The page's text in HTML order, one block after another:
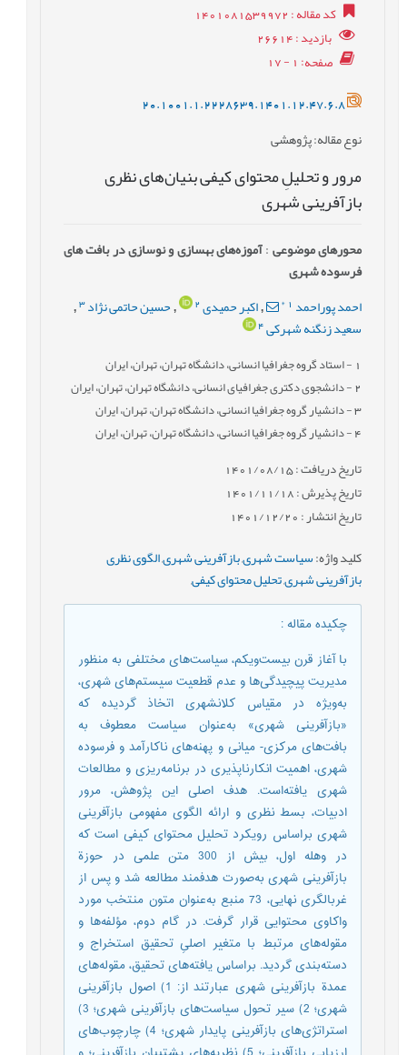
کد مقاله: 1401081539972
بازدید: 26614
صفحه: 1 - 17
20.1001.1.2228639.1401.12.47.6.8
نوع مقاله: پژوهشی
مرور و تحلیلِ محتوای کیفی بنیان‌های نظری
بازآفرینی شهری
محورهای موضوعی:آموزه‌های بهسازی و نوسازی در بافت ‌های
فرسوده شهری
احمد پوراحمد *
,اکبر حمیدی 2
,حسین حاتمی نژاد 3
,
سعید زنگنه شهرکی 4
- استاد گروه جغرافیا انسانی، دانشگاه تهران، تهران، ایران
2- دانشجوی دکتری جغرافیای انسانی، دانشگاه تهران، تهران، ایران
3- دانشیار گروه جغرافیا انسانی، دانشگاه تهران، تهران، ایران
4- دانشیار گروه جغرافیا انسانی، دانشگاه تهران، تهران، ایران
تاریخ دریافت : 1401/08/15
تاریخ پذیرش : 1401/11/18
تاریخ انتشار : 1401/12/20
کلید واژه:سیاست شهری,بازآفرینی شهری,الگوی نظری
بازآفرینی شهری,تحلیل محتوای کیفی,
چکیده مقاله:
با آغاز قرن بیست‌و‌یکم، سیاست‌های مختلفی به منظور
مدیریت پیچیدگی‌ها و عدم قطعیت‌ سیستم‌های شهری،
به‌ویژه در مقیاس کلانشهری اتخاذ گردیده که
«بازآفرینی شهری» به‌عنوان سیاست‌ معطوف به
بافت‌های مرکزی- میانی و پهنه‌های ناکارآمد و فرسوده
شهری، اهمیت انکارناپذیری در برنامه‌ریزی و مطالعات
شهری یافته‌است. هدف اصلی این پژوهش، مرور
ادبیات، بسط نظری و ارائه الگوی مفهومی بازآفرینی
شهری براساس رویکرد تحلیل محتوای کیفی است که
در وهله اول، بیش از 300 متن علمی در حوزة
بازآفرینی شهری به‌صورت هدفمند مطالعه شد و پس از
غربالگری نهایی، 73 منبع به‌عنوان متون منتخب مورد
واکاوی محتوایی قرار گرفت. در گام دوم، مؤلفه‌ها و
مقوله‌های مرتبط با متغیر اصلیِ تحقیق استخراج و
دسته‌بندی گردید. براساس یافته‌های تحقیق، مقوله‌های
عمدة بازآفرینی شهری عبارتند از: 1) اصول بازآفرینی
شهری؛ 2) سیر تحول سیاست‌های بازآفرینی شهری؛ 3)
استراتژی‌های بازآفرینی پایدار شهری؛ 4) چارچوب‌های